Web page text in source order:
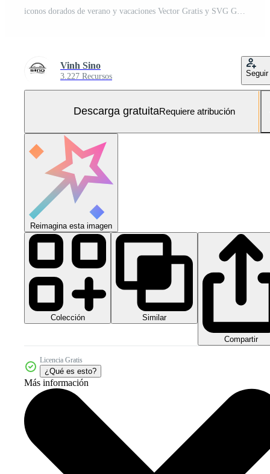
Vinh Sino
3.227 Recursos Seguir
Descarga gratuitaRequiere atribución
Reimagina esta imagen
Colección Similar
Compartir
Licencia Gratis
¿Qué es esto?
Más información